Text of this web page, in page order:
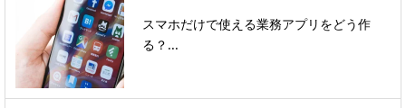
スマホだけで使える業務アプリをどう作
る？...